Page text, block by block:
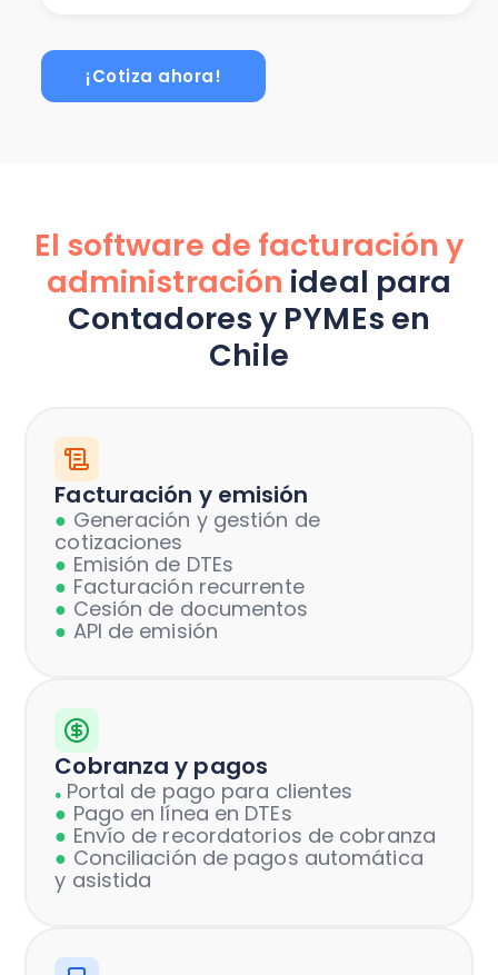
¡Cotiza ahora!
El software de facturación y
administración ideal para
Contadores y PYMEs en
Chile
Facturación y emisión
● Generación y gestión de
cotizaciones
● Emisión de DTEs
● Facturación recurrente
● Cesión de documentos
● API de emisión
Cobranza y pagos
● Portal de pago para clientes
● Pago en línea en DTEs
● Envío de recordatorios de cobranza
● Conciliación de pagos automática
y asistida